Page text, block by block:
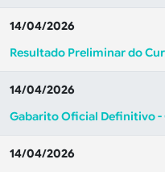
14/04/2026
Resultado Preliminar do
14/04/2026
Gabarito Oficial Definitivo -
14/04/2026